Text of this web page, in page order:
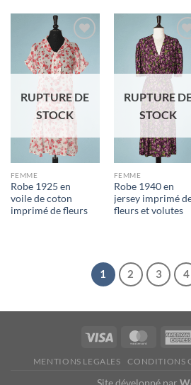
Ajouter
à la liste
d'envies
RUPTURE DE
STOCK
FEMME
Robe 1925 en
voile de coton
imprimé de fleurs
Ajouter
à la liste
d'envies
RUPTURE
STOCK
FEMME
Robe 1940 en
jersey imprimé
fleurs et volutes
1 2 3 4
Visa
MENTIONS LEGALES CONDITIONS